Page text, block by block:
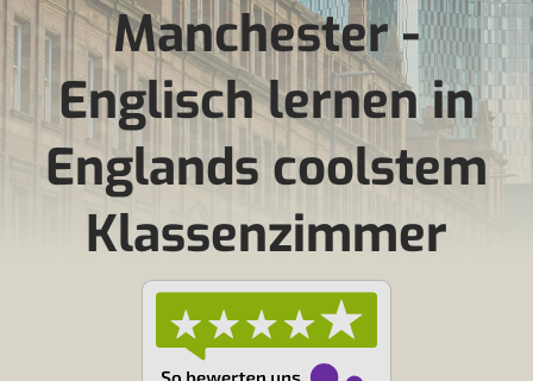
Manchester -
Englisch lernen in
Englands coolstem
Klassenzimmer